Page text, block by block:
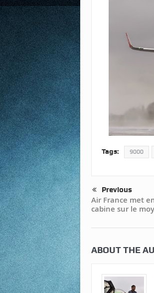
Tags: 9000
Previous
Air France met
cabine sur le
ABOUT THE